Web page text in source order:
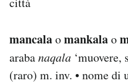
mancalaomankalao
arabanaqala ‘muovere,
(raro) m. inv. • nome